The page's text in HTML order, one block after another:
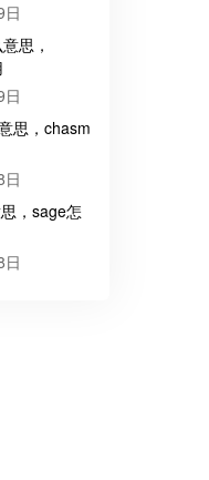
思，
思，chasm
，sage怎